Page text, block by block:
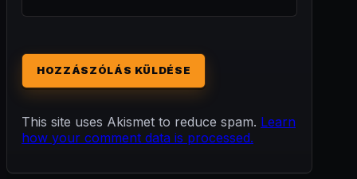
This site uses Akismet to reduce spam. Learn
how your comment data is processed.